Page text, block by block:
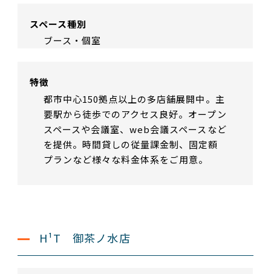
スペース種別
ブース・個室
特徴
都市中心150拠点以上の多店舗展開中。主
要駅から徒歩でのアクセス良好。オープン
スペースや会議室、web会議スペースなど
を提供。時間貸しの従量課金制、固定額
プランなど様々な料金体系をご用意。
H¹T 御茶ノ水店